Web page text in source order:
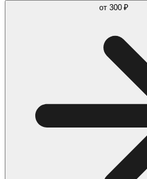
от 300 ₽